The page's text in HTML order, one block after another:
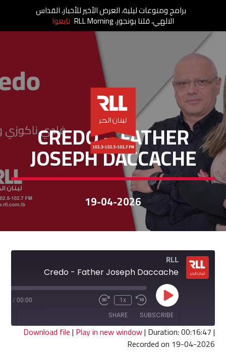
CREDO
CREDO – FATHER
JOSEPH DACCACHE
19-04-2026
RLL
Credo - Father Joseph Daccache
Play
Episode
Rewind
10
Seconds
1x
Fast
seconds
00:00
/
SUBSCRIBE
SHARE
SHARE
Download file| Play in new window| Duration: 00:16:47|
Recorded on 19-04-2026
برامج ومنوعات ليلية، العرض الأخير للأخبار، القداس
الالهي، قلنا بونجور، RLL Morning تابعوا